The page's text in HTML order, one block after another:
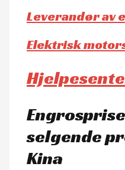
Leverandør av
Elektrisk
selgende
Kina